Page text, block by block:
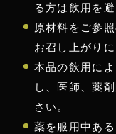
評価：
激しいトレー
に比べてエネ
す。
トレーニング
をする方には
る方は飲用を
原材料をご参
お召し上がり
本品の飲用に
し、医師、薬
さい。
薬を服用中あ